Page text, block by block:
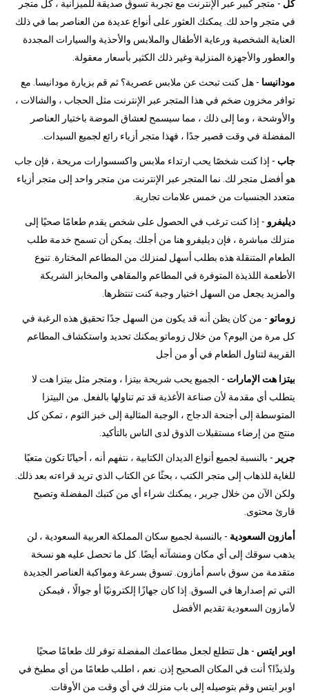
كل - متجر كبير عبر الإنترنت مع تجربة تسوق صديقة للميزانية ، كل متجر
في متجر واحد لك. يمكنك العثور على أنواع عديدة من العناصر بما في ذلك
العناية الشخصية ورعاية الأطفال والملابس والأحذية والسيارات المجددة
والعطور والأجهزة المنزلية وغير ذلك الكثير بأسعار معقولة.
مودانيسا - هل كنت تبحث عن ملابس عصرية؟ ثم قم بزيارة مودانيسا. مع
توافر مخزون ضخم في هذا المتجر عبر الإنترنت مثل الحجاب ، والشالات ،
والأوشحة ، وما إلى ذلك ، مما سيسمح لعشاق الموضة باختيار العناصر
المفضلة في وقت قصير جدًا ، فهذا متجر أزياء رائع لجميع السيدات.
جاب - إذا كنت شخصًا يحب ارتداء ملابس واكسسوارات مريحة ، فإن جاب
هو أفضل متجر لك. نما المتجر عبر الإنترنت من متجر واحد إلى متجر أزياء
متعدد الجنسيات من خمس علامات تجارية.
ديليفرو - إذا كنت ترغب في الحصول على شخص يقدم طعامًا صحيًا إلى
منزلك مباشرة ، فإن ديليفرو هنا من أجلك. يمكن أن تسمح خدمة طلب
الطعام المتنقلة هذه بطلب أسهل لمنزلك من المطاعم المختارة. تنوع
الأطعمة اللذيذة المتوفرة في المطاعم والمقاهي والمخابز الشريكة
والمزيد يجعل من السهل اختيار وجبة كنت تنتظرها.
زوماتو - من كان يظن أنه قد يكون من السهل جدًا تحقيق هذه الرغبة في
كل مرة من اليوم؟ من خلال زوماتو يمكنك تحديد واستكشاف المطاعم
القريبة لتناول الطعام في أو من أجل
بيتزا هت الإمارات - الجميع يحب شريحة بيتزا ، ومتجر مثل بيتزا هت لا
يتطلب أي مقدمة لأن صناعة الأغذية قد تم تناولها بالفعل. من البيتزا
المتوسطة إلى أجنحة الدجاج ، الوجبة المثالية إلى خبز الثوم ، تمكن كل
منتج من إرضاء مستقبلات الذوق لدى الناس بالتأكيد.
جرير - بالنسبة لجميع أنواع الديدان الكتابية ، نتفهم أنه ، أحيانًا تكون متعبًا
للغاية للذهاب إلى متجر الكتب ، بحثًا عن الكتاب الذي تريد قراءته بعد ذلك.
ولكن الآن من خلال جرير ، يمكنك شراء أي من كتبك المفضلة وتصبح
قارئ محتوى.
أمازون السعودية - بالنسبة لجميع سكان المملكة العربية السعودية ، لن
يذهب سوقك إلى أي مكان ومنشآته أيضًا. كل ما تحصل عليه هو نسخة
متقدمة من سوق باسم أمازون. تسوق بسرعة ومواكبة العناصر الجديدة
التي تم إصدارها في السوق. إذا كان جهازًا إلكترونيًا أو جوالًا ، فيمكن
لأمازون السعودية تقديم الأفضل
اوبر ايتس - هل تتطلع لجعل مطاعمك المفضلة توفر لك طعامًا صحيًا
ولذيذًا؟ أنت في المكان الصحيح إذن. نعم ، اطلب طعامًا من أي مطبخ في
اوبر ايتس وقم بتوصيله إلى باب منزلك في أي وقت من الأوقات.